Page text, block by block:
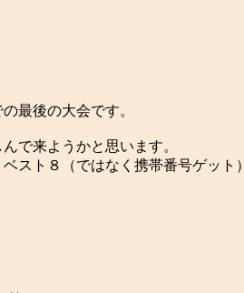
最後の大会です。
で来ようかと思います。
スト８（ではなく携帯番号ゲット）